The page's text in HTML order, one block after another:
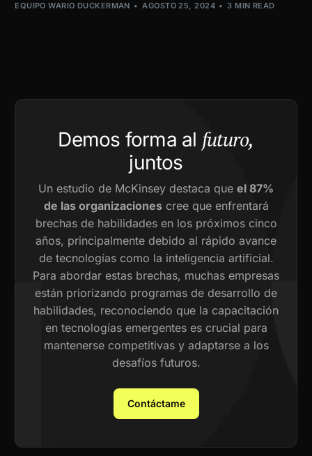
EQUIPO WARIO DUCKERMAN AGOSTO 25, 2024 3 MIN READ
Demos forma al futuro,
juntos
Un estudio de McKinsey destaca que el 87%
de las organizacionescree que enfrentará
brechas de habilidades en los próximos cinco
años, principalmente debido al rápido avance
de tecnologías como la inteligencia artificial.
Para abordar estas brechas, muchas empresas
están priorizando programas de desarrollo de
habilidades, reconociendo que la capacitación
en tecnologías emergentes es crucial para
mantenerse competitivas y adaptarse a los
desafíos futuros.
Contáctame